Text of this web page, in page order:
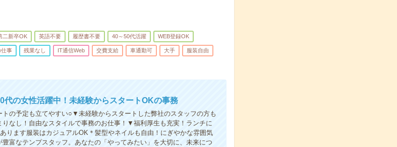
二新卒OK 英語不要 履歴書不要 40～50代活躍 WEB登録OK
仕事 残業なし IT通信Web 交費支給 車通勤可 大手 服装自由
代の女性活躍中！未経験からスタートOKの事務
の予定も立てやすい○▼未経験からスタートした弊社のスタッフの方も
なし！自由なスタイルで事務のお仕事！▼福利厚生も充実！ランチに
ります服装はカジュアルOK＊髪型やネイルも自由！にぎやかな雰囲気
富なテンプスタッフ。あなたの「やってみたい」を大切に、未来につ